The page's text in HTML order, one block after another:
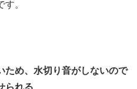
。
ため、水切り音がしないので